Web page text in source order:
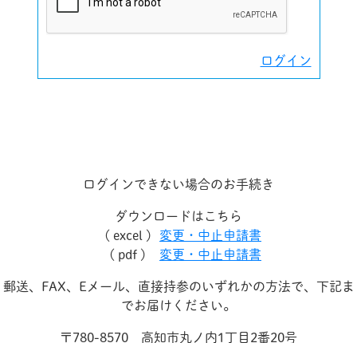
ログイン
ログインできない場合のお手続き
ダウンロードはこちら
( excel )
変更・中止申請書
( pdf )
変更・中止申請書
郵送、FAX、Eメール、直接持参のいずれかの方法で、下記ま
でお届けください。
〒780-8570 高知市丸ノ内1丁目2番20号